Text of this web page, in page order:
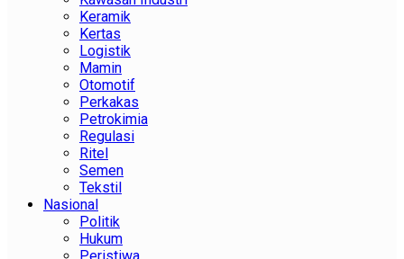
Keramik
Kertas
Logistik
Mamin
Otomotif
Perkakas
Petrokimia
Regulasi
Ritel
Semen
Tekstil
Nasional
Politik
Hukum